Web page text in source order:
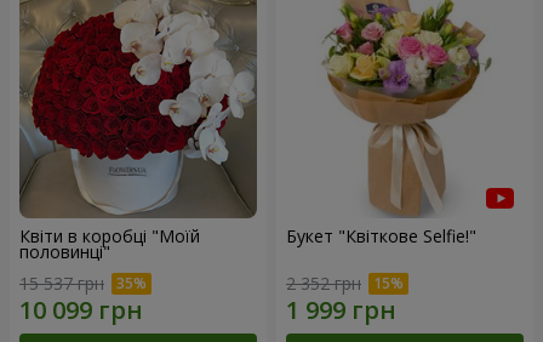
Квіти в коробці "Моїй
половинці"
15 537 грн
Букет "Квіткове Selfie!"
2 352 грн